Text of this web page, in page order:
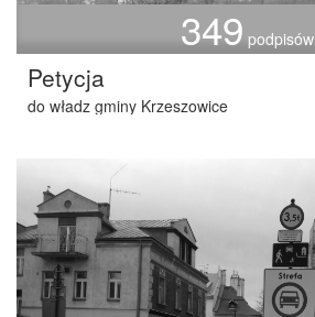
349 podpisów
Petycja
do władz gminy Krzeszowice